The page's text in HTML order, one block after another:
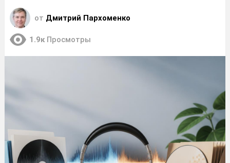
от Дмитрий Пархоменко
1.9к Просмотры